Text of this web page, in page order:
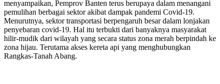
menyampaikan, Pemprov Banten terus berupaya dalam menangani
pemulihan berbagai sektor akibat dampak pandemi Covid-19.
Menurutnya, sektor transportasi berpengaruh besar dalam lonjakan
penyebaran covid-19. Hal itu terbukti dari banyaknya masyarakat
hilir-mudik dari wilayah yang secara status zona merah berpindah ke
zona hijau. Terutama akses kereta api yang menghubungkan
Rangkas-Tanah Abang.